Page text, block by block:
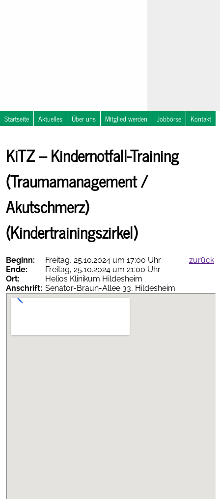
Startseite Aktuelles Über uns Mitglied werden Jobbörse Kontakt
Kalender
Notfallsymposium
in
Therapieempfehlungen
online
vollständig
als PDF
AGNN-
KiTZ – Kindernotfall-Training
(Traumamanagement /
Akutschmerz)
(Kindertrainingszirkel)
zurück
Beginn:
Freitag, 25.10.2024 um 17:00 Uhr
Ende:
Freitag, 25.10.2024 um 21:00 Uhr
Ort:
Helios Klinikum Hildesheim
Anschrift: Senator-Braun-Allee 33, Hildesheim